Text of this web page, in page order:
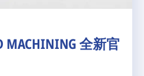
MACHINING 全新官